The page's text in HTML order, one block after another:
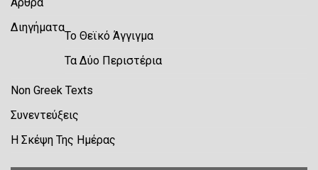
Άρθρα
Διηγήματα
Το Θεϊκό Άγγιγμα
Τα Δύο Περιστέρια
Non Greek Texts
Συνεντεύξεις
Η Σκέψη Της Ημέρας